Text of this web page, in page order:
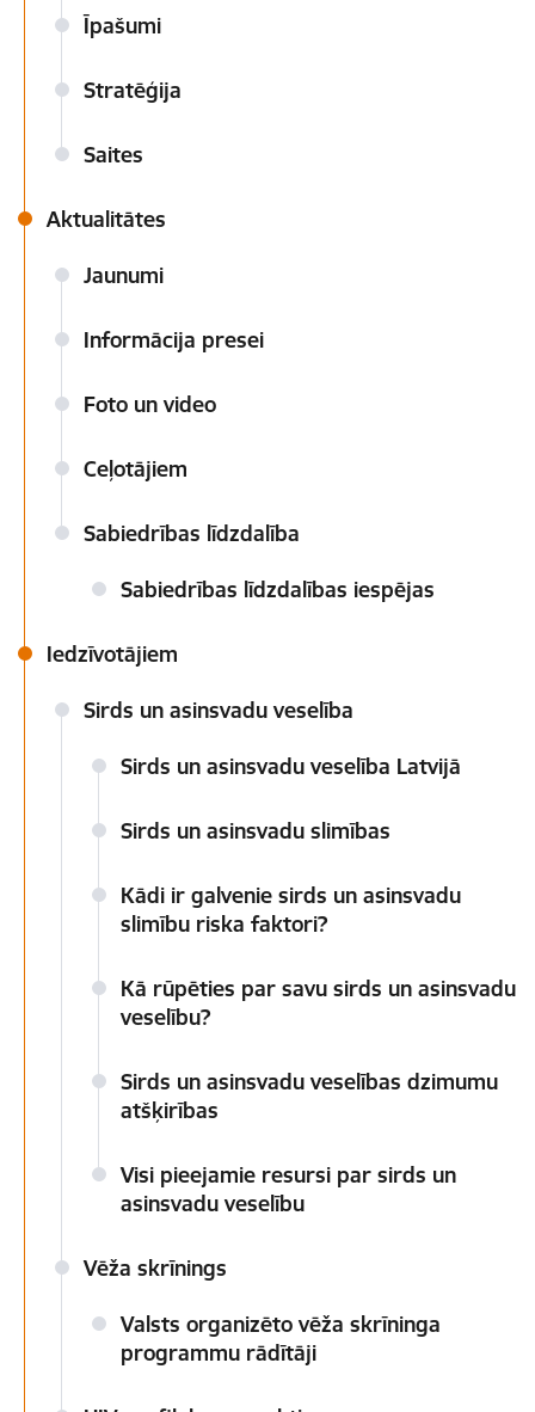
Īpašumi
Stratēģija
Saites
Aktualitātes
Jaunumi
Informācija presei
Foto un video
Ceļotājiem
Sabiedrības līdzdalība
Sabiedrības līdzdalības iespējas
Iedzīvotājiem
Sirds un asinsvadu veselība
Sirds un asinsvadu veselība Latvijā
Sirds un asinsvadu slimības
Kādi ir galvenie sirds un asinsvadu
slimību riska faktori?
Kā rūpēties par savu sirds un asinsvadu
veselību?
Sirds un asinsvadu veselības dzimumu
atšķirības
Visi pieejamie resursi par sirds un
asinsvadu veselību
Vēža skrīnings
Valsts organizēto vēža skrīninga
programmu rādītāji